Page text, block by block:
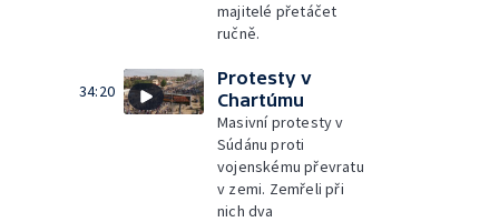
majitelé přetáčet
ručně.
34:20
Protesty v
Chartúmu
Masivní protesty v
Súdánu proti
vojenskému převratu
v zemi. Zemřeli při
nich dva